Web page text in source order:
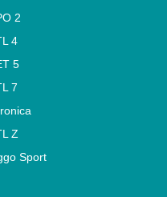
2
4
5
7
Z
Sport